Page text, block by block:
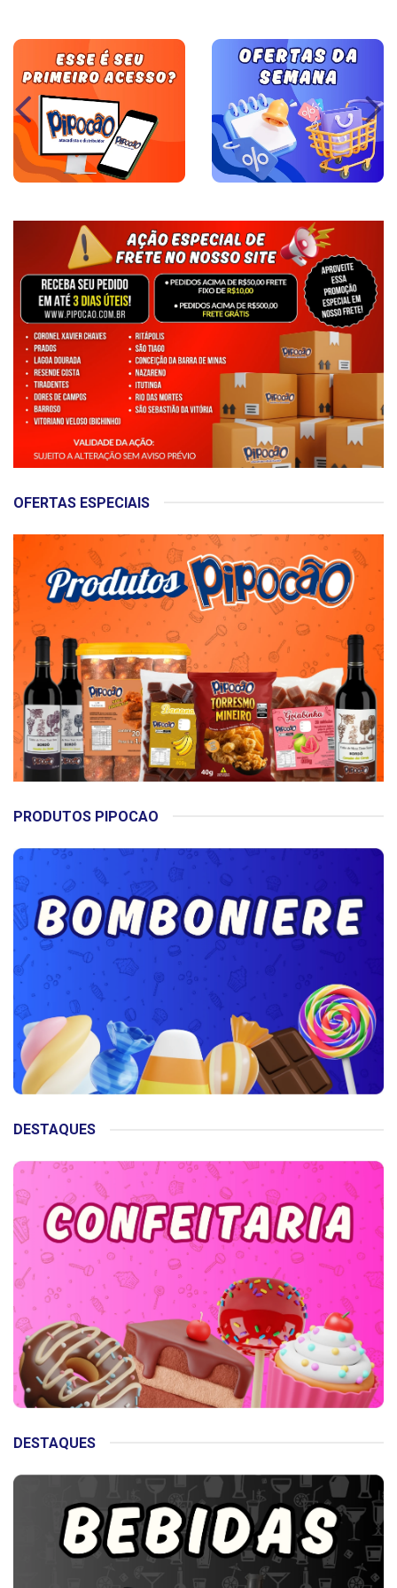
OFERTAS ESPECIAIS
PRODUTOS PIPOCAO
DESTAQUES
DESTAQUES